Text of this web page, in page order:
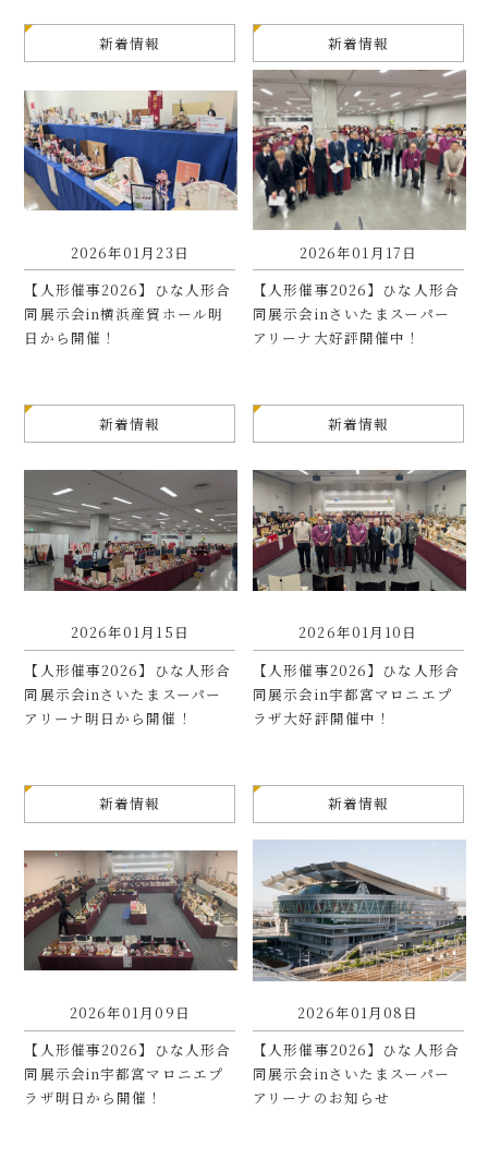
新着情報
2026年01月23日
【人形催事2026】ひな人形合
同展示会in横浜産貿ホール明
日から開催！
新着情報
2026年01月17日
【人形催事2026】ひな人形合
同展示会inさいたまスーパー
アリーナ大好評開催中！
新着情報
2026年01月15日
【人形催事2026】ひな人形合
同展示会inさいたまスーパー
アリーナ明日から開催！
新着情報
2026年01月10日
【人形催事2026】ひな人形合
同展示会in宇都宮マロニエプ
ラザ大好評開催中！
新着情報
2026年01月09日
【人形催事2026】ひな人形合
同展示会in宇都宮マロニエプ
ラザ明日から開催！
新着情報
2026年01月08日
【人形催事2026】ひな人形合
同展示会inさいたまスーパー
アリーナのお知らせ